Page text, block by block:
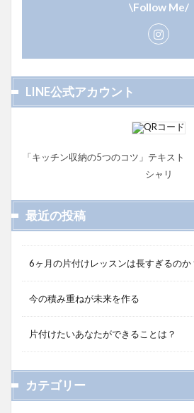
\Follow Me/
LINE公式アカウント
「キッチン収納の5つのコツ」テキス
シャリ
最近の投稿
6ヶ月の片付けレッスンは長すぎるのか
今の積み重ねが未来を作る
片付けたいあなたができることは？
カテゴリー